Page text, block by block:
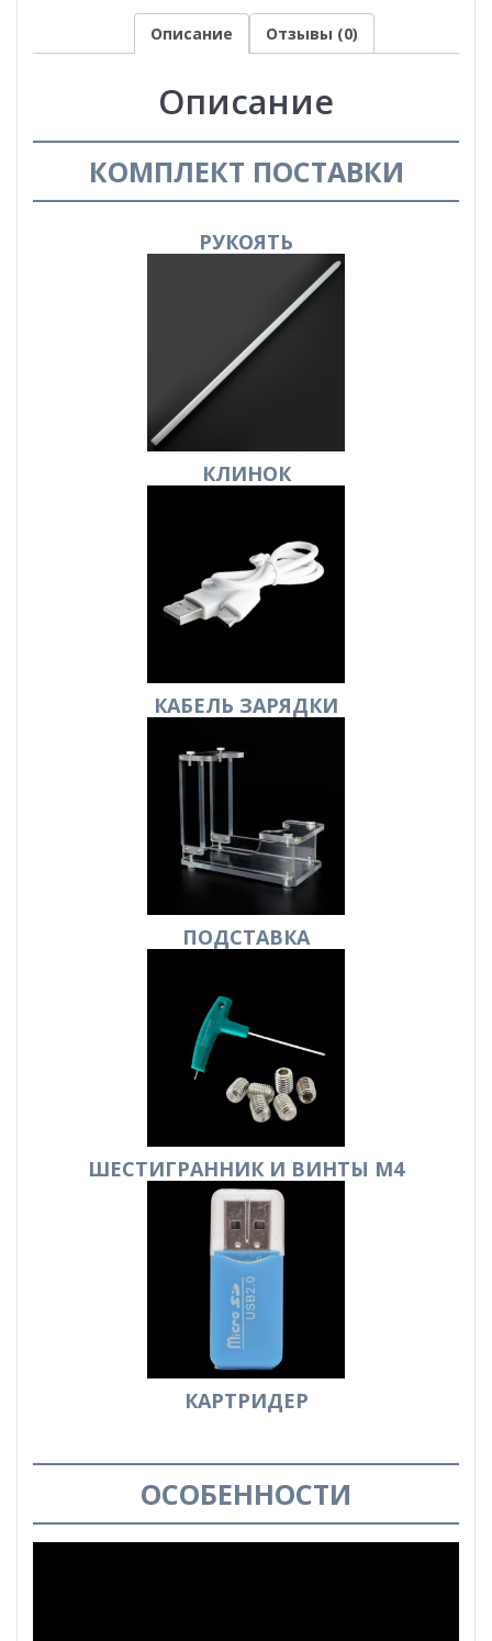
Описание Отзывы (0)
Описание
КОМПЛЕКТ ПОСТАВКИ
РУКОЯТЬ
КЛИНОК
КАБЕЛЬ ЗАРЯДКИ
ПОДСТАВКА
ШЕСТИГРАННИК И ВИНТЫ М4
КАРТРИДЕР
ОСОБЕННОСТИ